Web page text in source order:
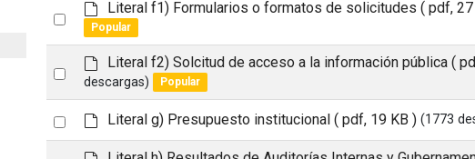
item
a
u
l
Select
an
item
d
e
f
a
u
l
Literal f1) Formularios o formatos de solicitudes ( pdf,
Popular
Select
an
item
d
e
f
a
Literal f2) Solcitud de acceso a la información pública (
descargas)
Popular
Select
an
d
e
Literal g) Presupuesto institucional ( pdf, 19 KB ) (1773